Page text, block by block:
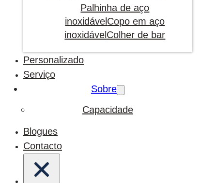
Palhinha de aço
inoxidável Copo em aço
inoxidável Colher de bar
Personalizado
Serviço
Sobre
Capacidade
Blogues
Contacto